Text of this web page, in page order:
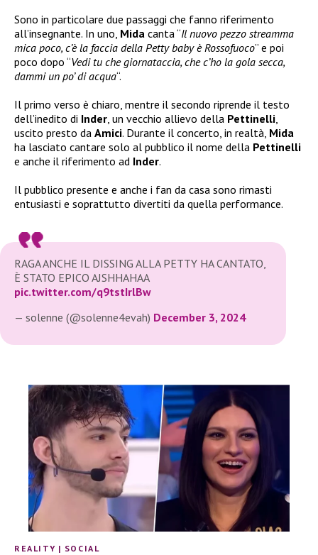
Sono in particolare due passaggi che fanno riferimento
all’insegnante. In uno, Mida canta “Il nuovo pezzo streamma
mica poco, c’è la faccia della Petty baby è Rossofuoco” e poi
poco dopo “Vedi tu che giornataccia, che c’ho la gola secca,
dammi un po’ di acqua“.
Il primo verso è chiaro, mentre il secondo riprende il testo
dell’inedito di Inder , un vecchio allievo della Pettinelli
uscito presto da Amici. Durante il concerto, in realtà, Mida
ha lasciato cantare solo al pubblico il nome della Pettinelli
e anche il riferimento ad Inder.
Il pubblico presente e anche i fan da casa sono rimasti
entusiasti e soprattutto divertiti da quella performance.
RAGA ANCHE IL DISSING ALLA PETTY HA CANTATO,
È STATO EPICO AJSHHAHAA
pic.twitter.com/q9tstIrlBw
— solenne (@solenne4evah) December 3, 2024
REALITY | SOCIAL